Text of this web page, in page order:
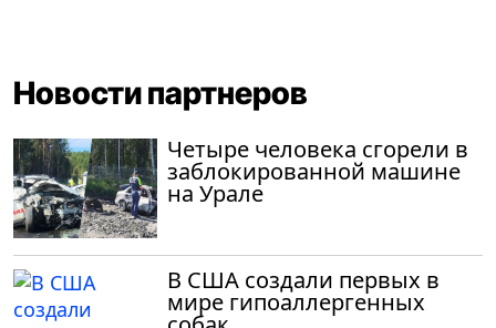
Новости партнеров
Четыре человека сгорели в
заблокированной машине
на Урале
В США создали первых в
мире гипоаллергенных